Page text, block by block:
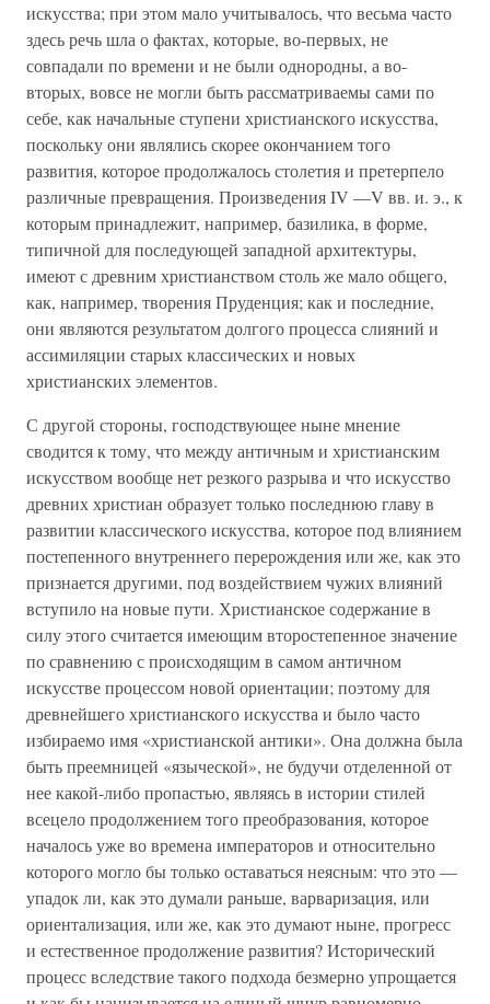
искусства; при этом мало учитывалось, что весьма часто
здесь речь шла о фактах, которые, во-первых, не
совпадали по времени и не были однородны, а во-
вторых, вовсе не могли быть рассматриваемы сами по
себе, как начальные ступени христианского искусства,
поскольку они являлись скорее окончанием того
развития, которое продолжалось столетия и претерпело
различные превращения. Произведения IV —V вв. и. э., к
которым принадлежит, например, базилика, в форме,
типичной для последующей западной архитектуры,
имеют с древним христианством столь же мало общего,
как, например, творения Пруденция; как и последние,
они являются результатом долгого процесса слияний и
ассимиляции старых классических и новых
христианских элементов.
С другой стороны, господствующее ныне мнение
сводится к тому, что между античным и христианским
искусством вообще нет резкого разрыва и что искусство
древних христиан образует только последнюю главу в
развитии классического искусства, которое под влиянием
постепенного внутреннего перерождения или же, как это
признается другими, под воздействием чужих влияний
вступило на новые пути. Христианское содержание в
силу этого считается имеющим второстепенное значение
по сравнению с происходящим в самом античном
искусстве процессом новой ориентации; поэтому для
древнейшего христианского искусства и было часто
избираемо имя «христианской антики». Она должна была
быть преемницей «языческой», не будучи отделенной от
нее какой-либо пропастью, являясь в истории стилей
всецело продолжением того преобразования, которое
началось уже во времена императоров и относительно
которого могло бы только оставаться неясным: что это —
упадок ли, как это думали раньше, варваризация, или
ориентализация, или же, как это думают ныне, прогресс
и естественное продолжение развития? Исторический
процесс вследствие такого подхода безмерно упрощается